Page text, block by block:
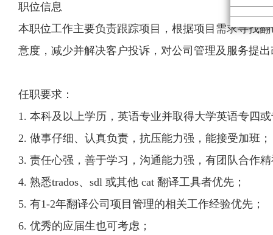
职位信息
本职位工作主要负责跟踪项目，根据项目需求寻找
意度，减少并解决客户投诉，对公司管理及服务提
任职要求：
1. 本科及以上学历，英语专业并取得大学英语专四
2. 做事仔细、认真负责，抗压能力强，能接受加班；
3. 责任心强，善于学习，沟通能力强，有团队合作
4. 熟悉trados、sdl 或其他 cat 翻译工具者优先；
5. 有1-2年翻译公司项目管理的相关工作经验优先；
6. 优秀的应届生也可考虑；